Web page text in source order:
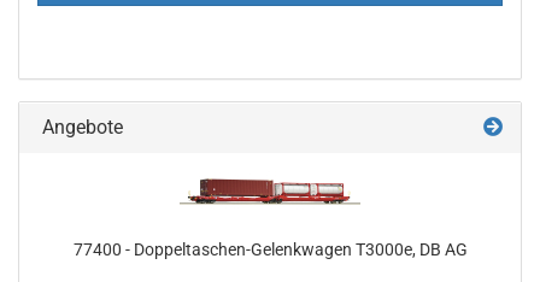
Angebote
77400 - Doppeltaschen-Gelenkwagen T3000e, DB AG